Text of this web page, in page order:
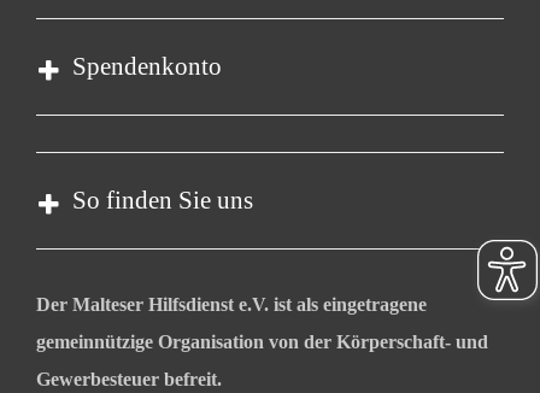
Malteser in Deutschland
Malteserorden
Spendenkonto
Empfänger: Malteser Hilfsdienst e.V.
IBAN: DE39 3706 0120 1201 2150 10
So finden Sie uns
Der Malteser Hilfsdienst e.V. ist als eingetragene
gemeinnützige Organisation von der Körperschaft- und
Gewerbesteuer befreit.